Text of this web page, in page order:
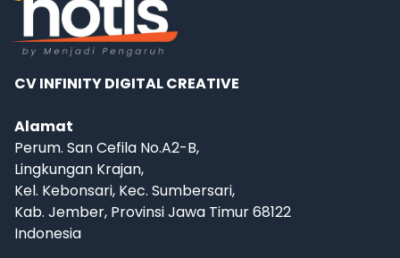
CV INFINITY DIGITAL CREATIVE
Alamat
Perum. San Cefila No.A2-B,
Lingkungan Krajan,
Kel. Kebonsari, Kec. Sumbersari,
Kab. Jember, Provinsi Jawa Timur 68122
Indonesia